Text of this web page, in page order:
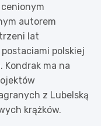
autorem
lat
postaciami polskiej
Kondrak ma na
z Lubelską
krążków.